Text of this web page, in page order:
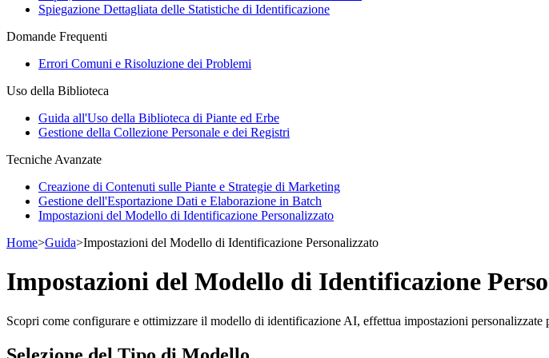
Spiegazione Dettagliata delle Statistiche di Identificazione
Domande Frequenti
Errori Comuni e Risoluzione dei Problemi
Uso della Biblioteca
Guida all'Uso della Biblioteca di Piante ed Erbe
Gestione della Collezione Personale e dei Registri
Tecniche Avanzate
Creazione di Contenuti sulle Piante e Strategie di Marketing
Gestione dell'Esportazione Dati e Elaborazione in Batch
Impostazioni del Modello di Identificazione Personalizzato
Home>Guida>Impostazioni del Modello di Identificazione Personalizzato
Impostazioni del Modello di Identificazione
Scopri come configurare e ottimizzare il modello di identificazione AI, effettua impostazioni